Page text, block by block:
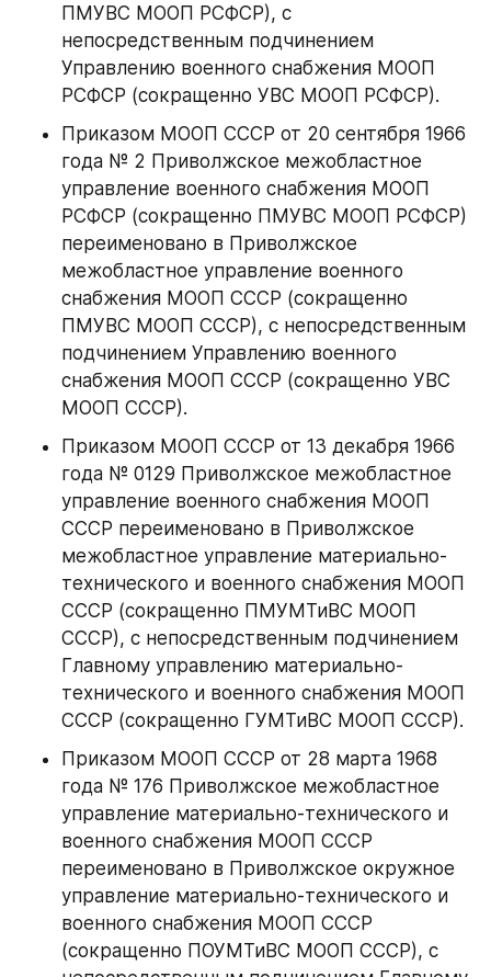
ПМУВС МООП РСФСР), с
непосредственным подчинением
Управлению военного снабжения МООП
РСФСР (сокращенно УВС МООП РСФСР).
Приказом МООП СССР от 20 сентября 1966
года № 2 Приволжское межобластное
управление военного снабжения МООП
РСФСР (сокращенно ПМУВС МООП РСФСР)
переименовано в Приволжское
межобластное управление военного
снабжения МООП СССР (сокращенно
ПМУВС МООП СССР), с непосредственным
подчинением Управлению военного
снабжения МООП СССР (сокращенно УВС
МООП СССР).
Приказом МООП СССР от 13 декабря 1966
года № 0129 Приволжское межобластное
управление военного снабжения МООП
СССР переименовано в Приволжское
межобластное управление материально-
технического и военного снабжения МООП
СССР (сокращенно ПМУМТиВС МООП
СССР), с непосредственным подчинением
Главному управлению материально-
технического и военного снабжения МООП
СССР (сокращенно ГУМТиВС МООП СССР).
Приказом МООП СССР от 28 марта 1968
года № 176 Приволжское межобластное
управление материально-технического и
военного снабжения МООП СССР
переименовано в Приволжское окружное
управление материально-технического и
военного снабжения МООП СССР
(сокращенно ПОУМТиВС МООП СССР), с